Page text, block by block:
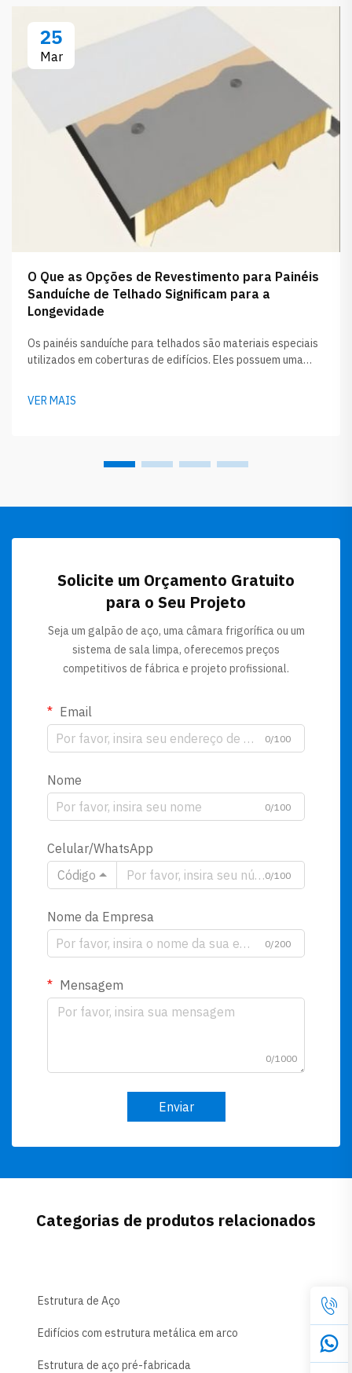
25
Mar
O Que as Opções de Revestimento para Painéis
Sanduíche de Telhado Significam para a
Longevidade
Os painéis sanduíche para telhados são materiais especiais
utilizados em coberturas de edifícios. Eles possuem uma
ajuda a manter a casa aquecida no inverno e fresca no verão.
VER MAIS
Solicite um Orçamento Gratuito
para o Seu Projeto
Seja um galpão de aço, uma câmara frigorífica ou um
sistema de sala limpa, oferecemos preços
competitivos de fábrica e projeto profissional.
Email
0/100
Nome
0/100
Celular/WhatsApp
Código
0/100
Nome da Empresa
0/200
Mensagem
0/1000
Enviar
Categorias de produtos relacionados
Estrutura de Aço
Edifícios com estrutura metálica em arco
Estrutura de aço pré-fabricada